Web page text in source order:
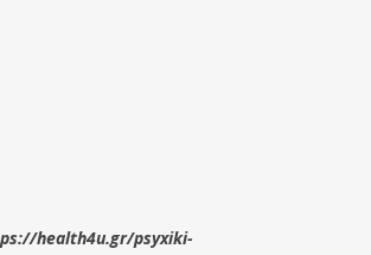
health4u.gr/psyxiki-